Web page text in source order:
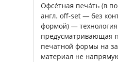
Офсе́тная печа́ть (в
англ. off-set — без
формой) —
предусматривающая
печатной формы на
материал не